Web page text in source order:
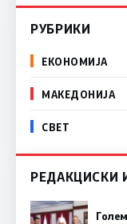
РУБРИКИ
ЕКОНОМИЈА
МАКЕДОНИЈА
СВЕТ
РЕДАКЦИСКИ